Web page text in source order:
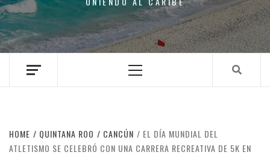
Menu
HOME QUINTANA ROO CANCÚN
EL DÍA MUNDIAL DEL
ATLETISMO SE CELEBRÓ CON UNA CARRERA RECREATIVA DE 5K EN